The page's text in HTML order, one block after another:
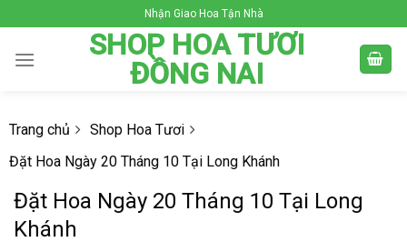
to
content
Nhận Giao Hoa Tận Nhà
SHOP HOA TƯƠI
ĐỒNG NAI
Trang chủ
Shop Hoa Tươi
Đặt Hoa Ngày 20 Tháng 10 Tại Long Khánh
Đặt Hoa Ngày 20 Tháng 10 Tại Long
Khánh